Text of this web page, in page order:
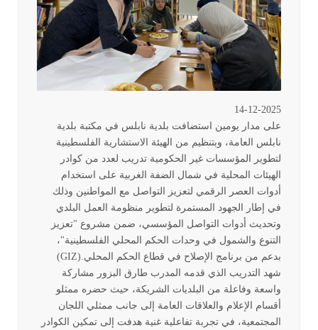
14-12-2025
على مدار يومين استضافت بلدية نابلس في مكتبة بلدية
نابلس العامة، وبتنظيم من الهيئة الاستشارية الفلسطينية
لتطوير المؤسسات غير الحكومية تدريب لعدد من كوادر
الهيئات المحلية في شمال الضفة الغربية على استخدام
أدوات العصر الرقمي لتعزيز التواصل مع المواطنين وذلك
في إطار الجهود المستمرة لتطوير منظومة العمل البلدي
وتحديث أدوات التواصل المؤسسي، ضمن مشروع "تعزيز
التنوع والشمول في وحدات الحكم المحلي الفلسطينية"،
بدعم من برنامج الإصلاح في قطاع الحكم المحلي(GIZ).
شهد التدريب الذي قدمه المدرب طارق البزور مشاركة
واسعة وفاعلة من البلديات الشريكة، حيث حضره ممثلو
أقسام الإعلام والعلاقات العامة إلى جانب ممثلي اللجان
المجتمعية، في تجربة تفاعلية غنية هدفت إلى تمكين الكوادر